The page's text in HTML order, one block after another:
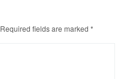
Required fields are marked *